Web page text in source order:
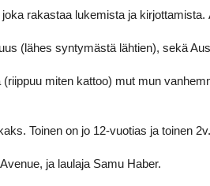
rakastaa lukemista ja kirjottamista.
(lähes syntymästä lähtien), sekä
miten kattoo) mut mun
Toinen on jo 12-vuotias ja toinen 2v.
ja laulaja Samu Haber.